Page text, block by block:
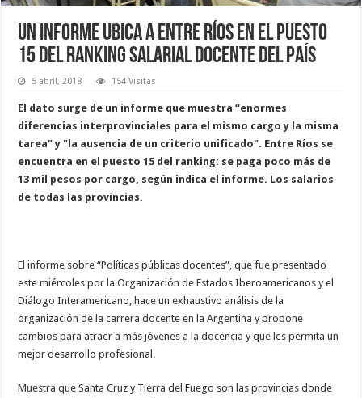
Un informe ubica a Entre Ríos en el puesto
15 del ranking salarial docente del país
5 abril, 2018 154 Visitas
El dato surge de un informe que muestra “enormes
diferencias interprovinciales para el mismo cargo y la misma
tarea" y "la ausencia de un criterio unificado". Entre Ríos se
encuentra en el puesto 15 del ranking: se paga poco más de
13 mil pesos por cargo, según indica el informe. Los salarios
de todas las provincias.
El informe sobre “Políticas públicas docentes”, que fue presentado
este miércoles por la Organización de Estados Iberoamericanos y el
Diálogo Interamericano, hace un exhaustivo análisis de la
organización de la carrera docente en la Argentina y propone
cambios para atraer a más jóvenes a la docencia y que les permita un
mejor desarrollo profesional.
Muestra que Santa Cruz y Tierra del Fuego son las provincias donde